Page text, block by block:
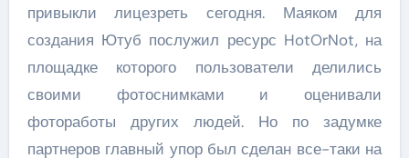
привыкли лицезреть сегодня. Маяком для
создания Ютуб послужил ресурс HotOrNot, на
площадке которого пользователи делились
своими фотоснимками и оценивали
фотоработы других людей. Но по задумке
партнеров главный упор был сделан все-таки на